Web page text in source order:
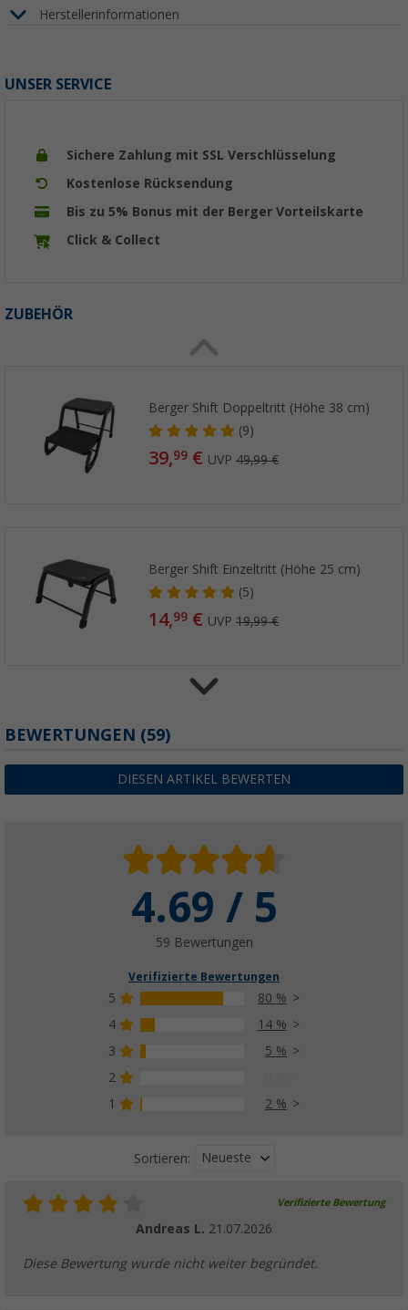
Herstellerinformationen
UNSER SERVICE
Sichere Zahlung mit SSL Verschlüsselung
Kostenlose Rücksendung
Bis zu 5% Bonus mit der Berger Vorteilskarte
Click & Collect
ZUBEHÖR
Berger Shift Doppeltritt (Höhe 38 cm)
(9)
39,99 € UVP49,99 €
Berger Shift Einzeltritt (Höhe 25 cm)
(5)
14,99 € UVP19,99 €
cm)
(12)
39,99€
(Höhe 38 cm)
(20)
59, 99€ UVP69,99 €
BEWERTUNGEN (59)
DIESEN ARTIKEL BEWERTEN
4.69 / 5
59 Bewertungen
Verifizierte Bewertungen
5
80 %
4
14 %
3
5 %
2
1
2 %
Sortieren: Neueste
Verifizierte Bewertung
Andreas L. 21.07.2026
Diese Bewertung wurde nicht weiter begründet.